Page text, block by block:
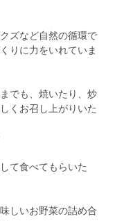
ズなど自然の循環で
りに力をいれていま
でも、焼いたり、炒
くお召し上がりいた
て食べてもらいた
しいお野菜の詰め合